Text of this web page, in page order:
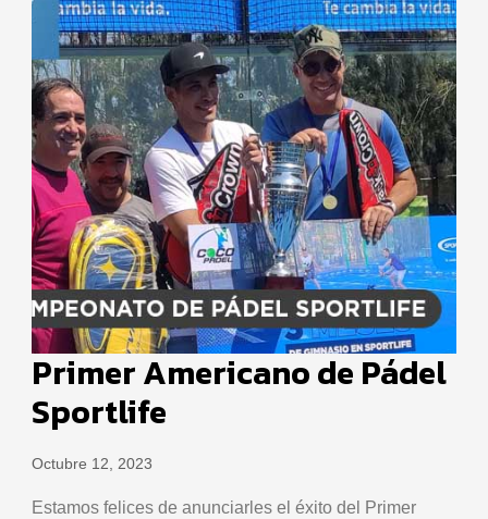
Primer Americano de Pádel
Sportlife
Octubre 12, 2023
Estamos felices de anunciarles el éxito del Primer